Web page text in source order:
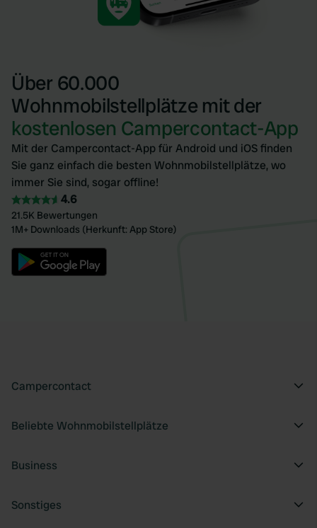
Über 60.000
Wohnmobilstellplätze mit der
kostenlosen Campercontact-App
Mit der Campercontact-App für Android und iOS finden
Sie ganz einfach die besten Wohnmobilstellplätze, wo
immer Sie sind, sogar offline!
4.6
21.5K Bewertungen
1M+ Downloads (Herkunft: App Store)
Campercontact
Beliebte Wohnmobilstellplätze
Business
Sonstiges